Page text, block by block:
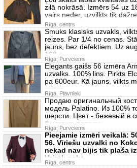
zilā nokrāsā. Izmērs 54 uz
vairs neder, uzvilkts tik
Rīga, centrs
Smuks klasisks uzvakls,
reizes. Par 1/4 no cenas.
jauns, bez defektiem. Uz
168 c
Rīga, Purvciems
Elegants gaišs 56 izmēra
uzvalks. 100% lins. Pirkts
pa 600eur. Kā jauns, vilkts
reizes.
Rīga, Pļavnieki
Продаю оригинальный
модель Palatino. Из 100%
шерсти. Цвет - бежевый в
бежевую полоску.
Rīga, Purvciems
Pieejamie izmēri veikalā:
56. Vīriešu uzvalki no
nekad nav bijis tik plaša
Vairāk nekā
Rīga, centrs